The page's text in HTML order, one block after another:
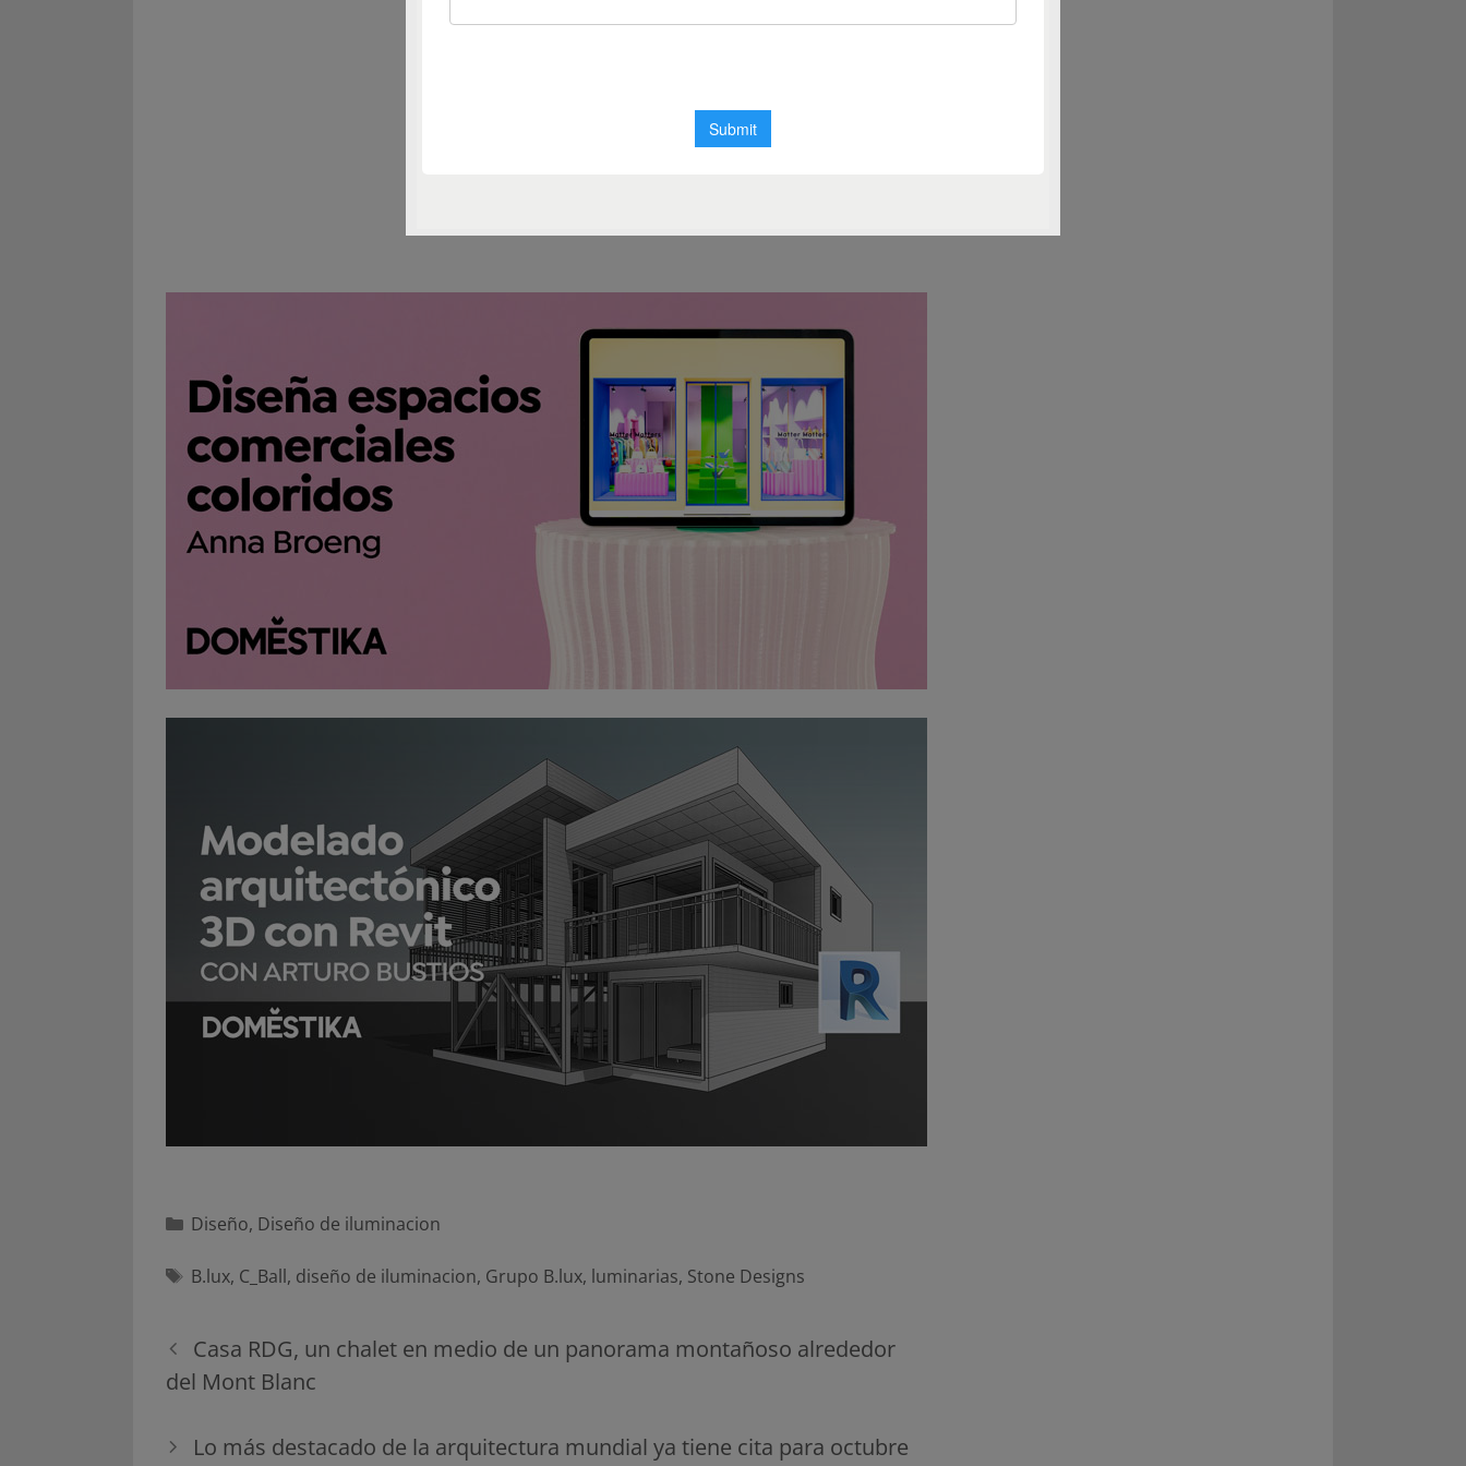
Categorías
Diseño, Diseño de iluminacion
Etiquetas
B.lux, C_Ball, diseño de iluminacion, Grupo B.lux, luminarias, Stone Designs
Navegación
de
entradas
Casa RDG, un chalet en medio de un panorama montañoso alrededor
del Mont Blanc
Lo más destacado de la arquitectura mundial ya tiene cita para octubre